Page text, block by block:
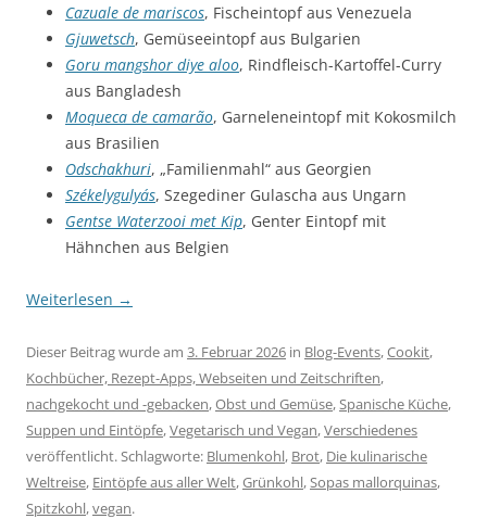
Cazuale de mariscos, Fischeintopf aus Venezuela
Gjuwetsch, Gemüseeintopf aus Bulgarien
Goru mangshor diye aloo, Rindfleisch-Kartoffel-Curry
aus Bangladesh
Moqueca de camarão, Garneleneintopf mit Kokosmilch
aus Brasilien
Odschakhuri, „Familienmahl“ aus Georgien
Székelygulyás, Szegediner Gulascha aus Ungarn
Gentse Waterzooi met Kip, Genter Eintopf mit
Hähnchen aus Belgien
Weiterlesen →
Dieser Beitrag wurde am 3. Februar 2026 in Blog-Events,Cookit,
Kochbücher, Rezept-Apps, Webseiten und Zeitschriften,
nachgekocht und -gebacken,Obst und Gemüse,Spanische Küche,
Suppen und Eintöpfe,Vegetarisch und Vegan,Verschiedenes
veröffentlicht. Schlagworte: Blumenkohl, Brot, Die kulinarische
Weltreise, Eintöpfe aus aller Welt,Grünkohl,Sopas mallorquinas,
Spitzkohl,vegan.